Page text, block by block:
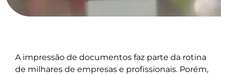
A impressão de documentos faz parte da rotina
de milhares de empresas e profissionais. Porém,